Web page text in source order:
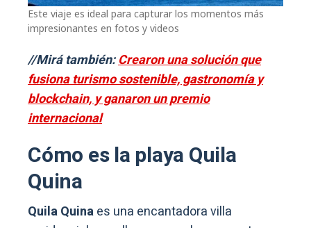
Este viaje es ideal para capturar los momentos más
impresionantes en fotos y videos
//Mirá también:Crearon una solución que
fusiona turismo sostenible, gastronomía y
blockchain, y ganaron un premio
internacional
Cómo es la playa Quila
Quina
Quila Quinaes una encantadora villa